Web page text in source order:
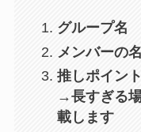
グループ名
メンバーの
推しポイン
→長すぎる
載します